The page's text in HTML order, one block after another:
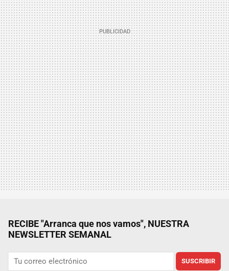
RECIBE "Arranca que nos vamos", NUESTRA
NEWSLETTER SEMANAL
SUSCRIBIR